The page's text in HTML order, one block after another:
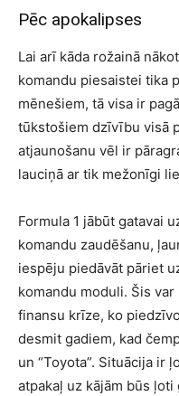
Pēc apokalipses
Lai arī kāda rožainā
komandu piesaistei tika
mēnešiem, tā visa ir
tūkstošiem dzīvību visā
atjaunošanu vēl ir
lauciņā ar tik mežonīgi
Formula 1 jābūt gatavai
komandu zaudēšanu,
iespēju piedāvāt pāriet
komandu moduli. Šis
finansu krīze, ko
desmit gadiem, kad
un “Toyota”. Situācija ir
atpakaļ uz kājām būs